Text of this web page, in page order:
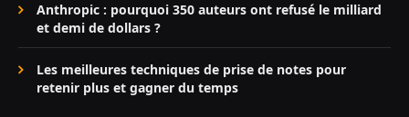
Anthropic : pourquoi 350 auteurs ont refusé le milliard
et demi de dollars ?
Les meilleures techniques de prise de notes pour
retenir plus et gagner du temps